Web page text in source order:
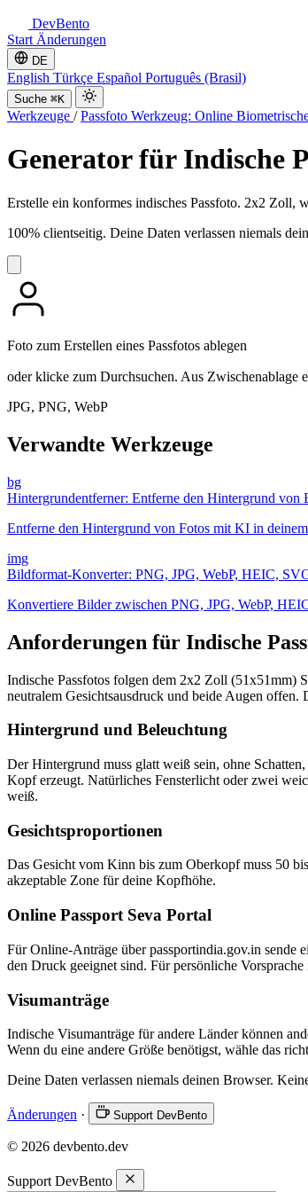
DevBento
Start Änderungen
DE
English Türkçe Español Português (Brasil)
Suche ⌘K
Werkzeuge / Passfoto Werkzeug: Online
Generator für Indische
Erstelle ein konformes indisches Passfoto. 2x2
100% clientseitig. Deine Daten verlassen niemals
Foto zum Erstellen eines Passfotos ablegen
oder klicke zum Durchsuchen. Aus
JPG, PNG, WebP
Verwandte Werkzeuge
bg
Hintergrundentferner: Entferne den Hintergrund von
Entferne den Hintergrund von Fotos mit KI in
img
Bildformat-Konverter: PNG, JPG, WebP, HEIC,
Konvertiere Bilder zwischen PNG, JPG, WebP,
Anforderungen für Indische
Indische Passfotos folgen dem 2x2 Zoll (51x51mm)
neutralem Gesichtsausdruck und beide Augen
Hintergrund und Beleuchtung
Der Hintergrund muss glatt weiß sein, ohne
Kopf erzeugt. Natürliches Fensterlicht oder zwei
weiß.
Gesichtsproportionen
Das Gesicht vom Kinn bis zum Oberkopf muss 50
akzeptable Zone für deine Kopfhöhe.
Online Passport Seva Portal
Für Online-Anträge über passportindia.gov.in
den Druck geeignet sind. Für persönliche
Visumanträge
Indische Visumanträge für andere Länder können
Wenn du eine andere Größe benötigst, wähle das
Deine Daten verlassen niemals deinen Browser.
Änderungen · Support DevBento
© 2026 devbento.dev
Support DevBento